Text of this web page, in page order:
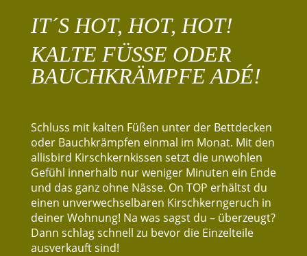
IT´S HOT, HOT, HOT!
KALTE FÜSSE ODER
BAUCHKRÄMPFE ADÉ!
Schluss mit kalten Füßen unter der Bettdecken
oder Bauch­krämpfen einmal im Monat. Mit den
allisbird Kirschkernkissen setzt die un­wohlen
Gefühl inner­halb nur weniger Minuten ein Ende
und das ganz ohne Nässe. On TOP erhältst du
einen unverwechselbaren Kirschkern­geruch in
deiner Wohnung! Na was sagst du – überzeugt?
Dann schlag schnell zu bevor die Einzelteile
ausverkauft sind!